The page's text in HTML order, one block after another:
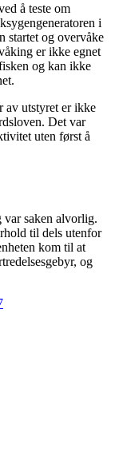
å teste om
i
startet og overvåke
er ikke egnet
og kan ikke
av utstyret er ikke
Det var
uten først å
var saken alvorlig.
til dels utenfor
kom til at
og